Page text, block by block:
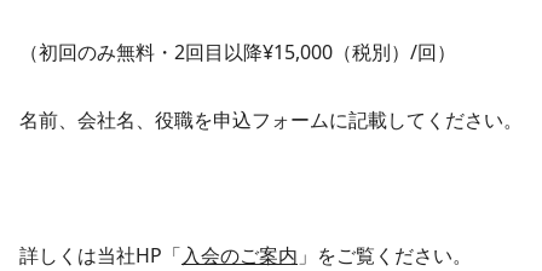
（初回のみ無料・2回目以降¥15,000（税別）/回）
名前、会社名、役職を申込フォームに記載してください。
詳しくは当社HP「入会のご案内 」をご覧ください。